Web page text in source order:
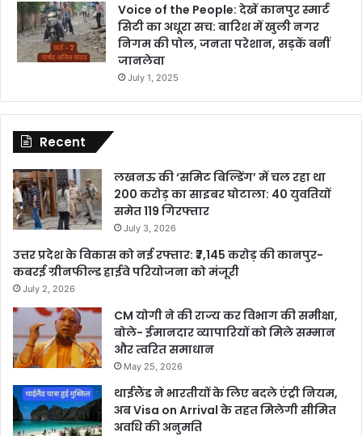
Voice of the People: देखें कानपुर स्मार्ट
सिटी का अधूरा सच: बारिश में खुली नगर
निगम की पोल, जनता परेशान, सड़कें बनीं
जानलेवा
July 1, 2025
Recent
लखनऊ की ‘समिट बिल्डिंग’ में चल रहा था
200 करोड़ का साइबर घोटाला: 40 युवतियों
समेत 119 गिरफ्तार
July 3, 2026
उत्तर प्रदेश के विकास को नई रफ्तार: ₹7,145 करोड़ की कानपुर-
कबरई ग्रीनफील्ड हाईवे परियोजना को मंजूरी
July 2, 2026
CM योगी ने की राज्य कर विभाग की समीक्षा,
बोले- ईमानदार व्यापारियों को मिले सम्मान
और त्वरित समाधान
May 25, 2026
थाईलैंड ने भारतीयों के लिए बदले एंट्री नियम,
अब Visa on Arrival के तहत मिलेगी सीमित
अवधि की अनुमति